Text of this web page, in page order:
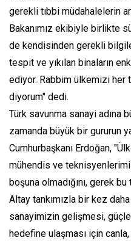
gerekli tıbbi müdahalelerin
Bakanımız ekibiyle birlikte
de kendisinden gerekli
tespit ve yıkılan binaların
ediyor. Rabbim ülkemizi
diyorum" dedi.
Türk savunma sanayi adına
zamanda büyük bir gururun
Cumhurbaşkanı Erdoğan,
mühendis ve
boşuna olmadığını, gerek
Altay tankımızla bir kez
sanayimizin gelişmesi,
hedefine ulaşması için